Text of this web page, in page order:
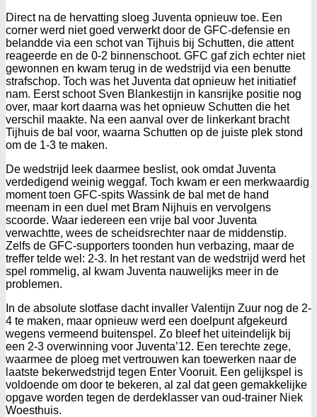
Direct na de hervatting sloeg Juventa opnieuw toe. Een
corner werd niet goed verwerkt door de GFC-defensie en
belandde via een schot van Tijhuis bij Schutten, die attent
reageerde en de 0-2 binnenschoot. GFC gaf zich echter niet
gewonnen en kwam terug in de wedstrijd via een benutte
strafschop. Toch was het Juventa dat opnieuw het initiatief
nam. Eerst schoot Sven Blankestijn in kansrijke positie nog
over, maar kort daarna was het opnieuw Schutten die het
verschil maakte. Na een aanval over de linkerkant bracht
Tijhuis de bal voor, waarna Schutten op de juiste plek stond
om de 1-3 te maken.
De wedstrijd leek daarmee beslist, ook omdat Juventa
verdedigend weinig weggaf. Toch kwam er een merkwaardig
moment toen GFC-spits Wassink de bal met de hand
meenam in een duel met Bram Nijhuis en vervolgens
scoorde. Waar iedereen een vrije bal voor Juventa
verwachtte, wees de scheidsrechter naar de middenstip.
Zelfs de GFC-supporters toonden hun verbazing, maar de
treffer telde wel: 2-3. In het restant van de wedstrijd werd het
spel rommelig, al kwam Juventa nauwelijks meer in de
problemen.
In de absolute slotfase dacht invaller Valentijn Zuur nog de 2-
4 te maken, maar opnieuw werd een doelpunt afgekeurd
wegens vermeend buitenspel. Zo bleef het uiteindelijk bij
een 2-3 overwinning voor Juventa’12. Een terechte zege,
waarmee de ploeg met vertrouwen kan toewerken naar de
laatste bekerwedstrijd tegen Enter Vooruit. Een gelijkspel is
voldoende om door te bekeren, al zal dat geen gemakkelijke
opgave worden tegen de derdeklasser van oud-trainer Niek
Woesthuis.